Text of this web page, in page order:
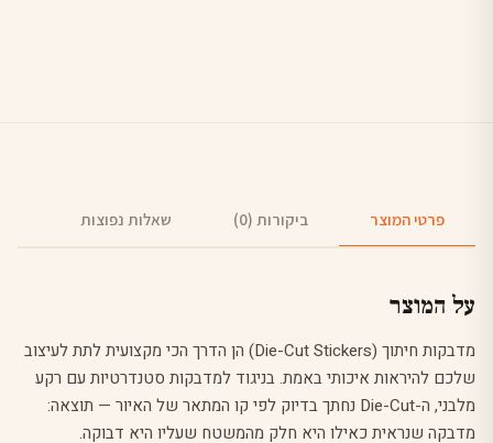
פרטי המוצר ביקורות (0) שאלות נפוצות
על המוצר
מדבקות חיתוך (Die-Cut Stickers) הן הדרך הכי מקצועית לתת לעיצוב
שלכם להיראות איכותי באמת. בניגוד למדבקות סטנדרטיות עם רקע
מלבני, ה-Die-Cut נחתך בדיוק לפי קו המתאר של האיור — תוצאה:
מדבקה שנראית כאילו היא חלק מהמשטח שעליו היא דבוקה.